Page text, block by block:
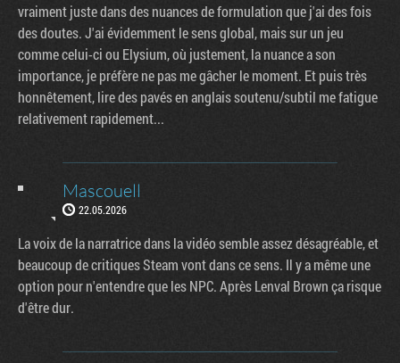
vraiment juste dans des nuances de formulation que j'ai des fois
des doutes. J'ai évidemment le sens global, mais sur un jeu
comme celui-ci ou Elysium, où justement, la nuance a son
importance, je préfère ne pas me gâcher le moment. Et puis très
honnêtement, lire des pavés en anglais soutenu/subtil me fatigue
relativement rapidement...
Mascouell
22.05.2026
La voix de la narratrice dans la vidéo semble assez désagréable, et
beaucoup de critiques Steam vont dans ce sens. Il y a même une
option pour n'entendre que les NPC. Après Lenval Brown ça risque
d'être dur.